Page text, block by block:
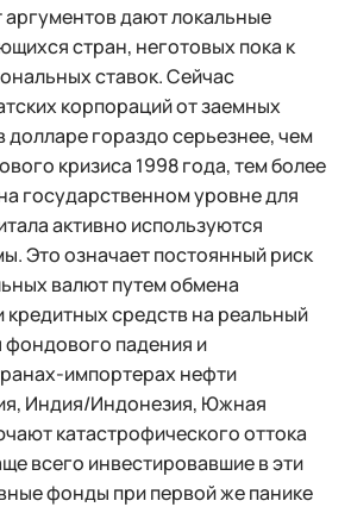
дают локальные
стран, неготовых пока к
ставок. Сейчас
корпораций от заемных
долларе гораздо серьезнее, чем
кризиса 1998 года, тем более
государственном уровне для
активно используются
Это означает постоянный риск
валют путем обмена
кредитных средств на реальный
падения и
импортерах нефти
Индия/Индонезия, Южная
катастрофического оттока
всего инвестировавшие в эти
фонды при первой же панике